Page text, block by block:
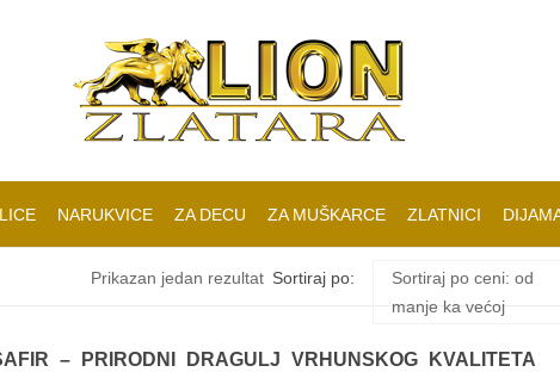
NARUKVICE ZA DECU ZA MUŠKARCE ZLATNICI
Prikazan jedan rezultat Sortiraj po:
Sortiraj po ceni: od
manje ka većoj
– PRIRODNI DRAGULJ VRHUNSKOG KVALITETA